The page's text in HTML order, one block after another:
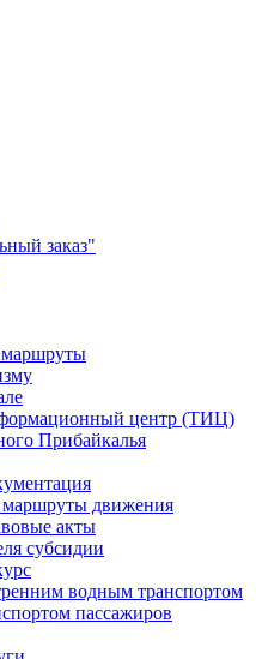
заказ"
маршруты
центр (ТИЦ)
Прибайкалья
движения
акты
субсидии
водным транспортом
пассажиров